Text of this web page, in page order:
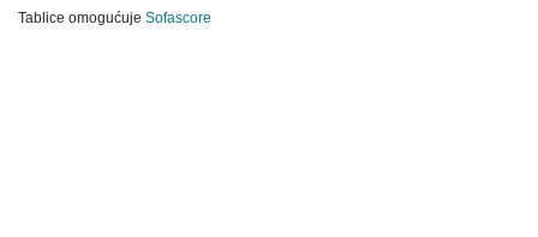
Tablice omogućuje Sofascore